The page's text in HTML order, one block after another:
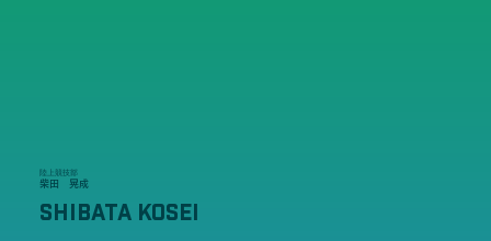
陸上競技部
柴田 晃成
SHIBATA KOSEI